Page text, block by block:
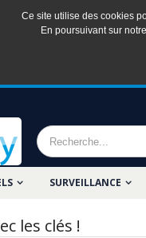
Ce site utilise des cookies
En poursuivant sur
SURVEILLANCE
les clés !